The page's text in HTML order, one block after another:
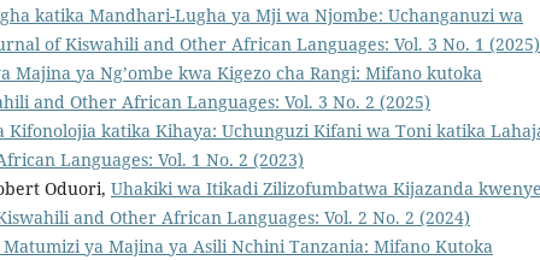
katika Mandhari-Lugha ya Mji wa Njombe: Uchanganuzi wa
of Kiswahili and Other African Languages: Vol. 3 No. 1 (2025)
Majina ya Ng’ombe kwa Kigezo cha Rangi: Mifano kutoka
and Other African Languages: Vol. 3 No. 2 (2025)
katika Kihaya: Uchunguzi Kifani wa Toni katika
Languages: Vol. 1 No. 2 (2023)
Oduori, Uhakiki wa Itikadi Zilizofumbatwa Kijazanda kwenye
and Other African Languages: Vol. 2 No. 2 (2024)
ya Majina ya Asili Nchini Tanzania: Mifano Kutoka